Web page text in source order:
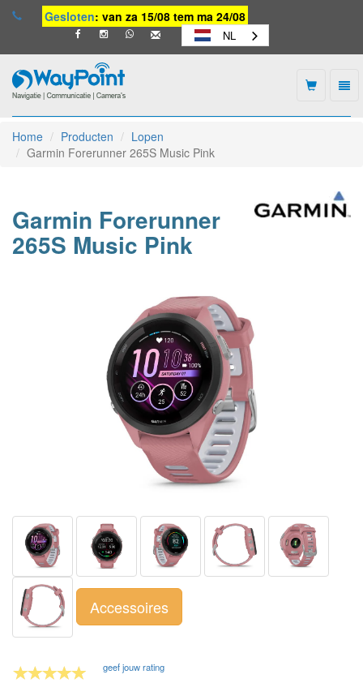
Gesloten: van za 15/08 tem ma 24/08
NL
-
naar
homepage
Home Producten
Lopen
Garmin Forerunner 265S Music Pink
Garmin Forerunner
265S Music Pink
Accessoires
geef jouw rating